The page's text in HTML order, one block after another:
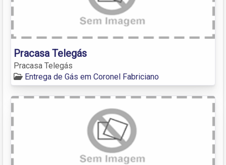
Pracasa Telegás
Pracasa Telegás
Entrega de Gás em Coronel Fabriciano